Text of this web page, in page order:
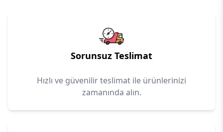
Sorunsuz Teslimat
Hızlı ve güvenilir teslimat ile ürünlerinizi
zamanında alın.